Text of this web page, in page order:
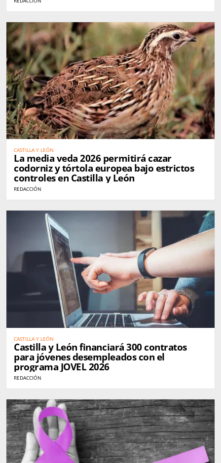
CASTILLA Y LEÓN
La media veda 2026 permitirá cazar
codorniz y tórtola europea bajo estrictos
controles en Castilla y León
REDACCIÓN
CASTILLA Y LEÓN
Castilla y León financiará 300 contratos
para jóvenes desempleados con el
programa JOVEL 2026
REDACCIÓN